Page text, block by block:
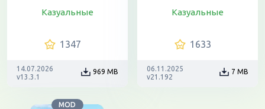
Казуальные
1347
14.07.2026
v13.3.1
969 MB
Казуальные
1633
06.11.2025
v21.192
7 MB
MOD